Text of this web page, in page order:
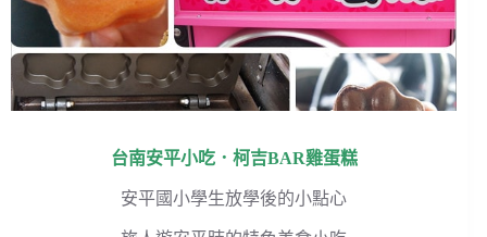
台南安平小吃．柯吉BAR雞蛋糕
安平國小學生放學後的小點心